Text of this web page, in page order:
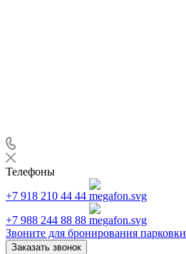
Телефоны
+7 918 210 44 44
+7 988 244 88 88
Звоните для бронирования парковки
Заказать звонок